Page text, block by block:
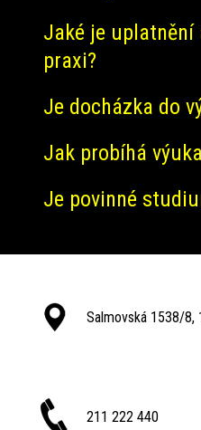
Jaké je uplatnění
praxi?
Je docházka do
Jak probíhá
Je povinné
Salmovská 1538/8,
211 222 440